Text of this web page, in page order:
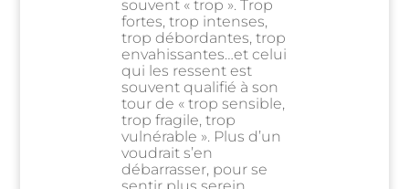
souvent « trop ». Trop
fortes, trop intenses,
trop débordantes, trop
envahissantes…et celui
qui les ressent est
souvent qualifié à son
tour de « trop sensible,
trop fragile, trop
vulnérable ». Plus d’un
voudrait s’en
débarrasser, pour se